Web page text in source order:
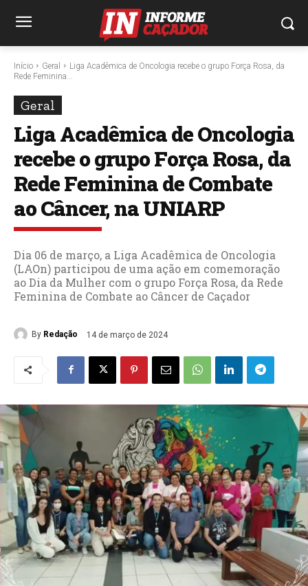
Início Geral
Liga Acadêmica de Oncologia recebe o grupo Força Rosa, da
Rede Feminina...
Geral
Liga Acadêmica de Oncologia
recebe o grupo Força Rosa, da
Rede Feminina de Combate
ao Câncer, na UNIARP
Dia 06 de março, a Liga Acadêmica de Oncologia
(LAOn) participou de uma ação em comemoração
ao Dia da Mulher com o grupo Força Rosa, da Rede
Feminina de Combate ao Câncer de Caçador
By Redação 14 de março de 2024